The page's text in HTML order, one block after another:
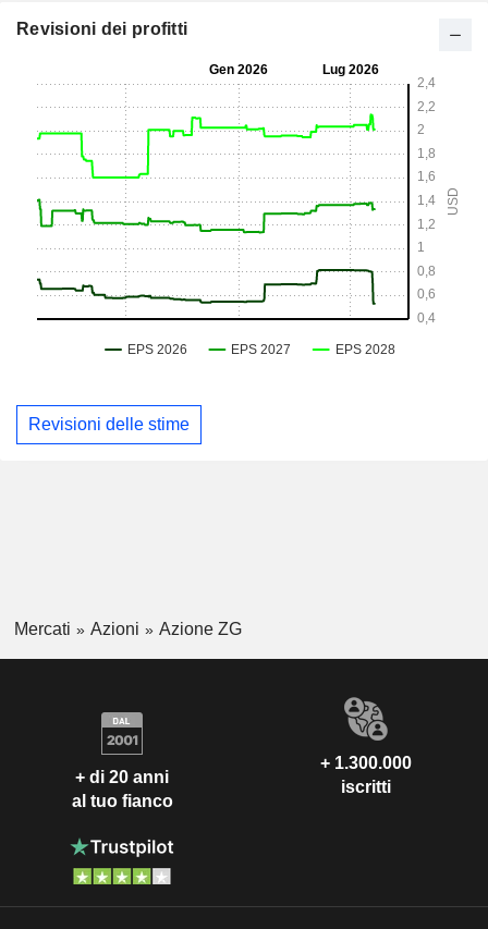
Revisioni dei profitti
Revisioni delle stime
Mercati Azioni Azione ZG
+ di 20 anni
al tuo fianco
+ 1.300.000
iscritti